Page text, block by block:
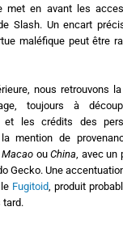
met en avant les
Slash. Un encart
maléfique peut être
nous retrouvons
toujours à
et les crédits des
mention de
ouChina , avec
Gecko. Une
Fugitoid , produit
tard.